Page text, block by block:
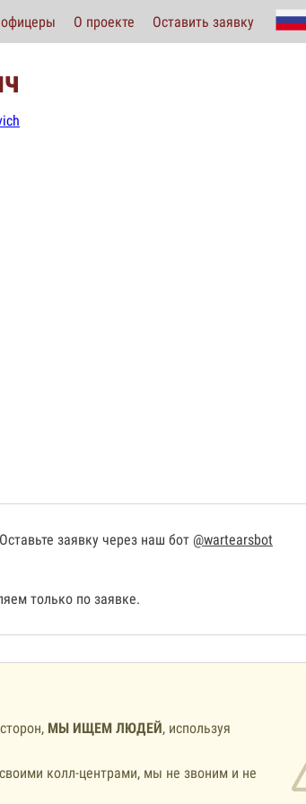
О проекте Оставить заявку
заявку через наш бот @wartearsbot
только по заявке.
МЫ ИЩЕМ ЛЮДЕЙ, используя
колл-центрами, мы не звоним и не